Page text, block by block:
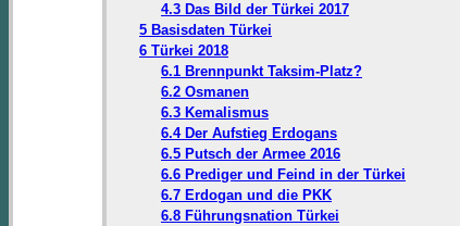
4.3 Das Bild der Türkei 2017
5 Basisdaten Türkei
6 Türkei 2018
6.1 Brennpunkt Taksim-Platz?
6.2 Osmanen
6.3 Kemalismus
6.4 Der Aufstieg Erdogans
6.5 Putsch der Armee 2016
6.6 Prediger und Feind in der Türkei
6.7 Erdogan und die PKK
6.8 Führungsnation Türkei